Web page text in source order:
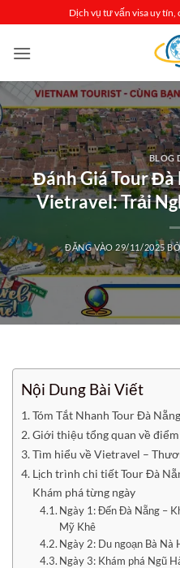
qua
nội
Dịch vụ tư vấn visa uy
BLOG
Đánh Giá Tour
Vietravel: Trải
ĐĂNG VÀO 29/11/2025
Nội Dung Bài Viết
Tóm Tắt Nhanh Tour Đà
Giới thiệu tổng quan về
Tìm hiểu về Vietravel –
Lịch trình chi tiết Tour Đà
Khám phá từng ngày
Ngày 1: Đến Đà Nẵng –
Mỹ Khê
Ngày 2: Du ngoạn Bà Nà
Ngày 3: Khám phá Ngũ